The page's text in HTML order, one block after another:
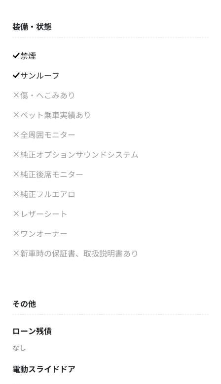
装備・状態
禁煙
サンルーフ
傷・へこみあり
ペット乗車実績あり
全周囲モニター
純正オプションサウンドシステム
純正後席モニター
純正フルエアロ
レザーシート
ワンオーナー
新車時の保証書、取扱説明書あり
その他
ローン残債
なし
電動スライドドア